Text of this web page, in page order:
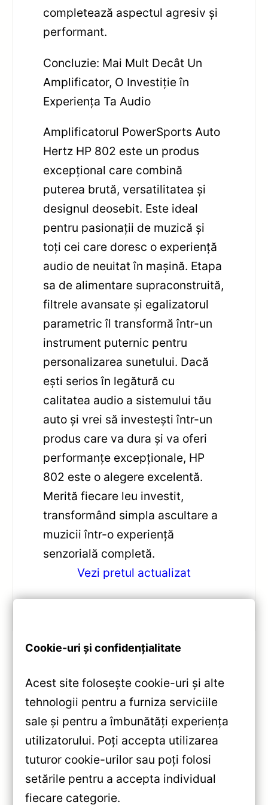
completează aspectul agresiv și
performant.
Concluzie: Mai Mult Decât Un
Amplificator, O Investiție în
Experiența Ta Audio
Amplificatorul PowerSports Auto
Hertz HP 802 este un produs
excepțional care combină
puterea brută, versatilitatea și
designul deosebit. Este ideal
pentru pasionații de muzică și
toți cei care doresc o experiență
audio de neuitat în mașină. Etapa
sa de alimentare supraconstruită,
filtrele avansate și egalizatorul
parametric îl transformă într-un
instrument puternic pentru
personalizarea sunetului. Dacă
ești serios în legătură cu
calitatea audio a sistemului tău
auto și vrei să investești într-un
produs care va dura și va oferi
performanțe excepționale, HP
802 este o alegere excelentă.
Merită fiecare leu investit,
transformând simpla ascultare a
muzicii într-o experiență
senzorială completă.
Vezi pretul actualizat
S-ar putea să îți placă și…
«Insonorizare Auto Premium STP
SPLEN 04: Review Detaliat și
Ghid Complet pentru 3.75 m²
Cookie-uri și confidențialitate
Acest site folosește cookie-uri și alte
tehnologii pentru a furniza serviciile
sale și pentru a îmbunătăți experiența
utilizatorului. Poți accepta utilizarea
tuturor cookie-urilor sau poți folosi
setările pentru a accepta individual
fiecare categorie.